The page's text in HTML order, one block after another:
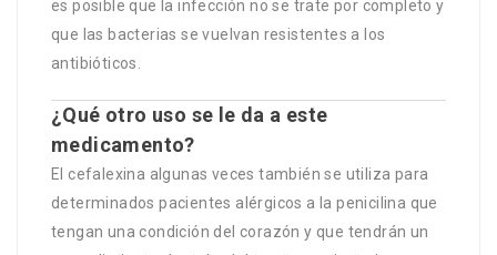
es posible que la infección no se trate por completo y
que las bacterias se vuelvan resistentes a los
antibióticos.
¿Qué otro uso se le da a este
medicamento?
El cefalexina algunas veces también se utiliza para
determinados pacientes alérgicos a la penicilina que
tengan una condición del corazón y que tendrán un